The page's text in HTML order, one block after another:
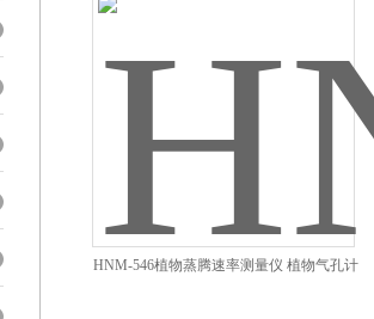
HNM-546植物蒸腾速率测量仪 植物气孔计